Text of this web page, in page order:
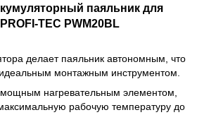
паяльник для
TEC PWM20BL
делает паяльник автономным, что
монтажным инструментом.
нагревательным элементом,
рабочую температуру до